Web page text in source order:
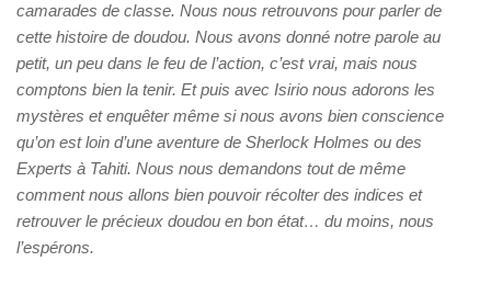
camarades de classe. Nous nous retrouvons pour parler de
cette histoire de doudou. Nous avons donné notre parole au
petit, un peu dans le feu de l’action, c’est vrai, mais nous
comptons bien la tenir. Et puis avec Isirio nous adorons les
mystères et enquêter même si nous avons bien conscience
qu’on est loin d’une aventure de Sherlock Holmes ou des
Experts à Tahiti. Nous nous demandons tout de même
comment nous allons bien pouvoir récolter des indices et
retrouver le précieux doudou en bon état… du moins, nous
l’espérons.